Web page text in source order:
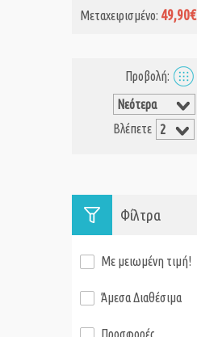
Μεταχειρισμένο: 49,90€
Προβολή:
Βλέπετε
Φίλτρα
Με μειωμένη τιμή!
Άμεσα Διαθέσιμα
Προσφορές